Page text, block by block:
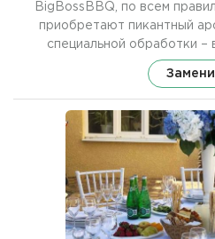
BigBossBBQ, по всем
приобретают пикантный
специальной обработки –